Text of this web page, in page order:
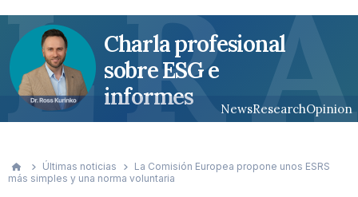
Charla profesional
sobre ESG e
informes
NewsResearchOpinion
LRA
Últimas noticias
La Comisión Europea propone unos ESRS
más simples y una norma voluntaria